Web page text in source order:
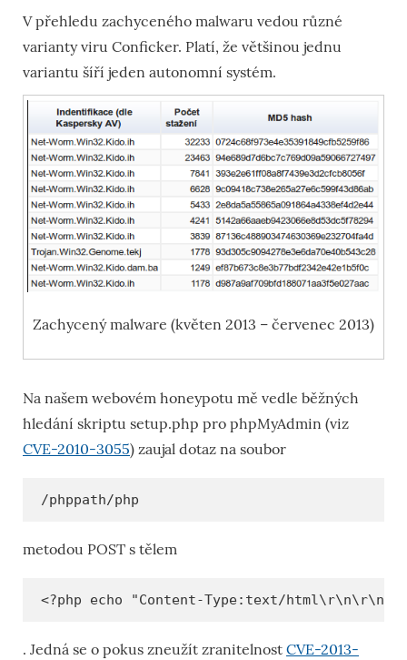
V přehledu zachyceného malwaru vedou různé
varianty viru Conficker. Platí, že většinou jednu
variantu šíří jeden autonomní systém.
Zachycený malware (květen 2013 – červenec 2013)
Na našem webovém honeypotu mě vedle běžných
hledání skriptu setup.php pro phpMyAdmin (viz
CVE-2010-3055) zaujal dotaz na soubor
/phppath/php
metodou POST s tělem
<?php echo "Content-Type:text/
. Jedná se o pokus zneužít zranitelnost CVE-2013-